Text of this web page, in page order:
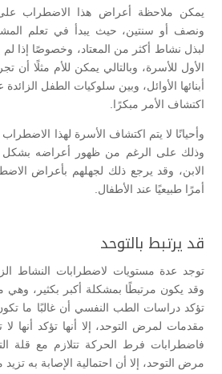
يمكن ملاحظة أعراض هذا الاضطراب
ونصف أو سنتين، حيث يبدأ في تعلم
لبذل نشاط أكثر من المعتاد، وخصوصًا إذا
الأول للأسرة، وبالتالي يمكن للأم مثلًا أن
أبنائها الأوائل، وبين سلوكيات الطفل
اكتشاف الأمر مبكرًا.
وأحيانًا لا يتم اكتشاف الأسرة لهذا الاضطراب
وذلك على الرغم من ظهور أعراضه
الابن، وقد يرجع ذلك لجهلهم بأعراض
أمرًا طبيعيًا عند الأطفال.
قد يرتبط بالتوحد
توجد عدة مستويات لاضطرابات النشاط
وقد يكون مرتبطًا بمشكلة أكبر بكثير،
تؤكد دراسات الطب النفسي أن غالبًا ما
مقدمات لمرض التوحد، إلا أنها تؤكد أنها لا
فاضطرابات فرط الحركة تتلازم مع قلة
مرض التوحد، إلا أن احتمالية الإصابة به